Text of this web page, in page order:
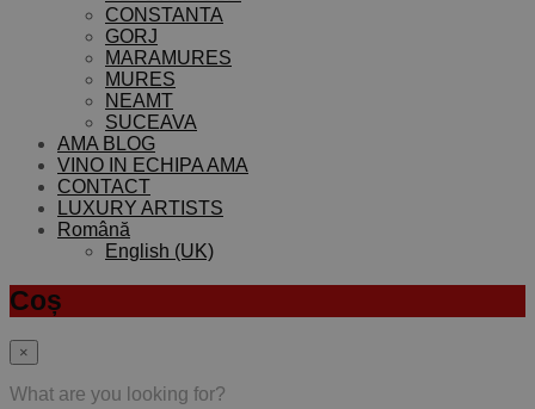
CONSTANTA
GORJ
MARAMURES
MURES
NEAMT
SUCEAVA
AMA BLOG
VINO IN ECHIPA AMA
CONTACT
LUXURY ARTISTS
Română
English (UK)
Coș
×
What are you looking for?